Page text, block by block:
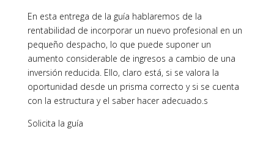
En esta entrega de la guía hablaremos de la
rentabilidad de incorporar un nuevo profesional en un
pequeño despacho, lo que puede suponer un
aumento considerable de ingresos a cambio de una
inversión reducida. Ello, claro está, si se valora la
oportunidad desde un prisma correcto y si se cuenta
con la estructura y el saber hacer adecuado.s
Solicita la guía